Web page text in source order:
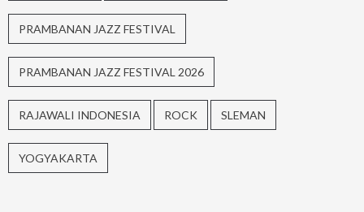
PRAMBANAN JAZZ FESTIVAL
PRAMBANAN JAZZ FESTIVAL 2026
RAJAWALI INDONESIA ROCK SLEMAN
YOGYAKARTA